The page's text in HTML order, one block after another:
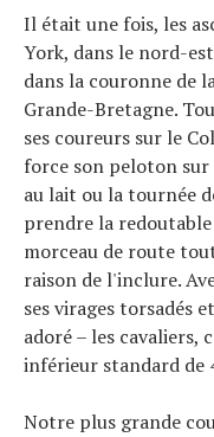
Il était une fois, les
York, dans le nord-
dans la couronne de
Grande-Bretagne.
ses coureurs sur le
force son peloton
au lait ou la tournée
prendre la redoutable
morceau de route
raison de l'inclure.
ses virages torsadés
adoré – les cavaliers,
inférieur standard de
Notre plus grande